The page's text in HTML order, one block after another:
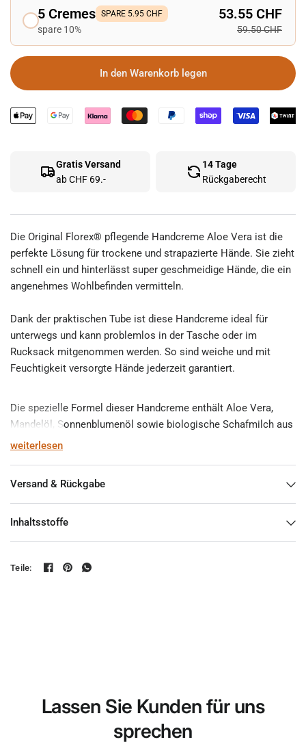
5 Cremes SPARE 5.95 CHF
spare 10%
53.55 CHF
59.50 CHF
In den Warenkorb legen
Gratis Versand
ab CHF 69.-
14 Tage
Rückgaberecht
Die Original Florex® pflegende Handcreme Aloe Vera ist die
perfekte Lösung für trockene und strapazierte Hände. Sie zieht
schnell ein und hinterlässt super geschmeidige Hände, die ein
angenehmes Wohlbefinden vermitteln.
Dank der praktischen Tube ist diese Handcreme ideal für
unterwegs und kann problemlos in der Tasche oder im
Rucksack mitgenommen werden. So sind weiche und mit
Feuchtigkeit versorgte Hände jederzeit garantiert.
Die spezielle Formel dieser Handcreme enthält Aloe Vera,
Mandelöl, Sonnenblumenöl sowie biologische Schafmilch aus
Österreich. Die Creme ist frei von Parabenen, Silikonen und
Überzeugen Sie sich selbst von der hochwertigen Florex
Handcreme und genießen Sie zarte Hände mit einem
gesunden Strahlen.
Inhalt
weiterlesen
Versand & Rückgabe
Inhaltsstoffe
Teile:
Lassen Sie Kunden für uns
sprechen